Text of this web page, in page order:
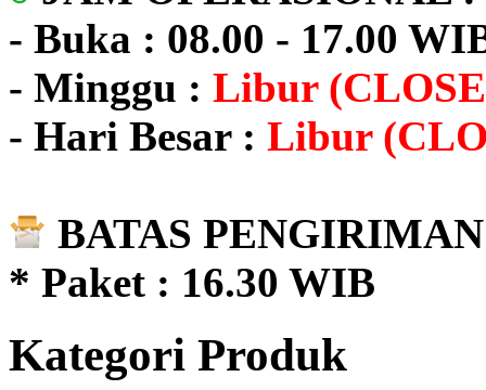
- Buka : 08.00 - 17.00
- Minggu : Libur
- Hari Besar : Libur
BATAS
* Paket : 16.30 WIB
Kategori Produk